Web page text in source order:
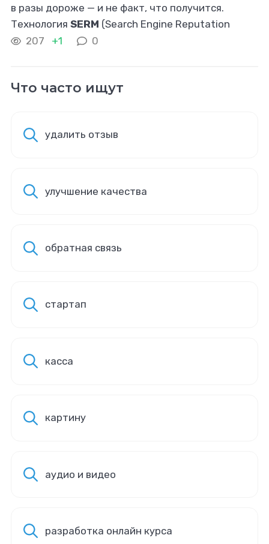
в разы дороже — и не факт, что получится.
Технология SERM (Search Engine Reputation
Management) отслеживает, что говорят о
207 +1 0
Что часто ищут
удалить отзыв
улучшение качества
обратная связь
стартап
касса
картину
аудио и видео
разработка онлайн курса